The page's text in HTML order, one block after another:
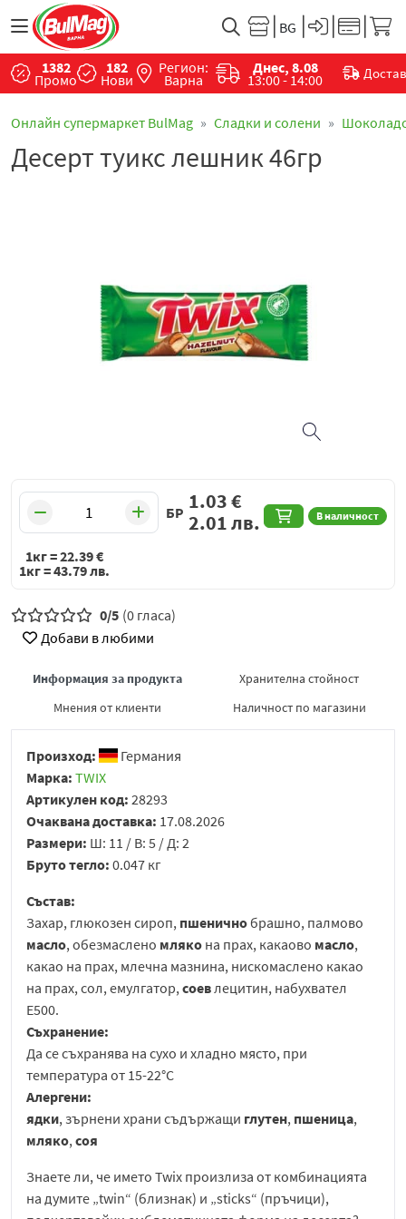
1382
Промо
182
Нови
Регион:
Варна
Днес, 8.08
13:00 - 14:00
Онлайн супермаркет BulMag Сладки и солени
Десерт туикс лешник 46гр
БР В наличност
1.03€
2.01лв.
1кг =22.39€
1кг =43.79лв.
0/5 (0 гласа)
Добави в любими
Информация за продукта
Хранителна стойност
Мнения от клиенти
Наличност по магазини
Произход:
Германия
Марка: TWIX
Артикулен код: 28293
Очаквана доставка: 17.08.2026
Размери: Ш: 11 / В: 5 / Д: 2
Бруто тегло: 0.047 кг
Състав:
Захар, глюкозен сироп, пшеничнобрашно, палмово
масло, обезмаслено мляко на прах, какаово масло,
какао на прах, млечна мазнина, нискомаслено какао
на прах, сол, емулгатор,соевлецитин, набухвател
Е500.
Съхранение:
Да се съхранява на сухо и хладно място, при
температура от 15-22°C
Алергени:
ядки, зърнени храни съдържащи глутен, пшеница,
мляко,соя
Знаете ли, че името Twix произлиза от комбинацията
на думите „twin“ (близнак) и „sticks“ (пръчици),